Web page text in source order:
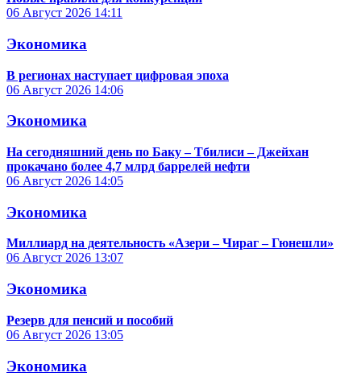
06 Август 2026 14:11
Экономика
В регионах наступает цифровая эпоха
06 Август 2026 14:06
Экономика
На сегодняшний день по Баку – Тбилиси – Джейхан
прокачано более 4,7 млрд баррелей нефти
06 Август 2026 14:05
Экономика
Миллиард на деятельность «Азери – Чираг – Гюнешли»
06 Август 2026 13:07
Экономика
Резерв для пенсий и пособий
06 Август 2026 13:05
Экономика